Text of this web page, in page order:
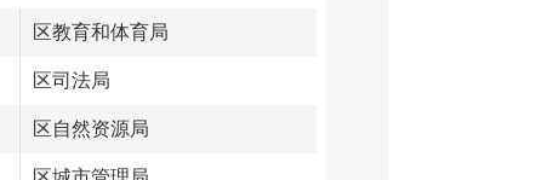
区教育和体育局
区司法局
区自然资源局